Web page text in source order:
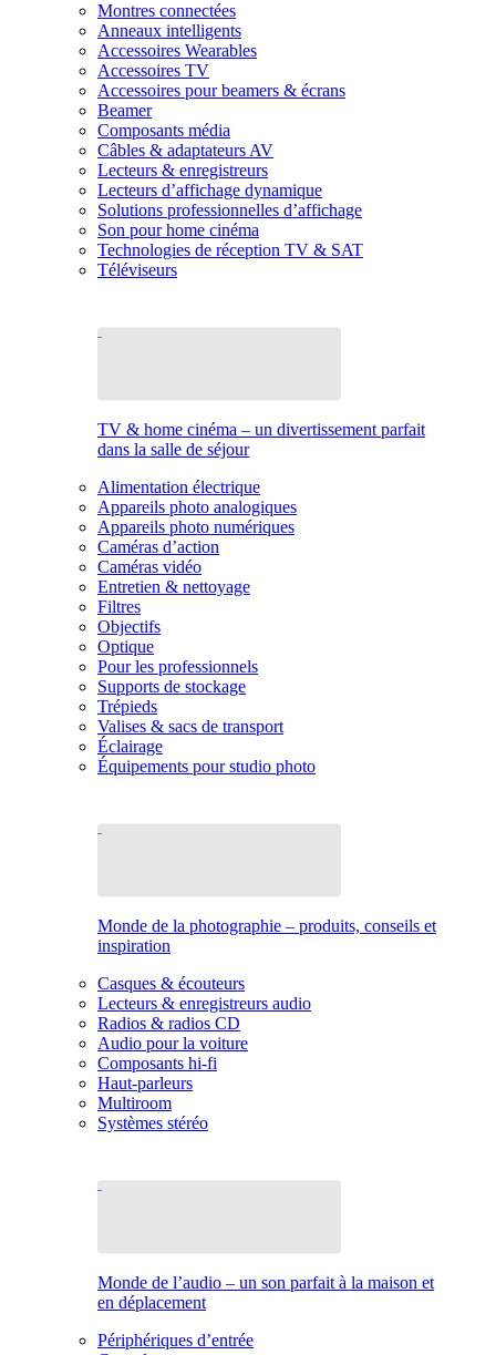
Montres connectées
Anneaux intelligents
Accessoires Wearables
Accessoires TV
Accessoires pour beamers & écrans
Beamer
Composants média
Câbles & adaptateurs AV
Lecteurs & enregistreurs
Lecteurs d’affichage dynamique
Solutions professionnelles d’affichage
Son pour home cinéma
Technologies de réception TV & SAT
Téléviseurs
TV & home cinéma – un divertissement parfait
dans la salle de séjour
Alimentation électrique
Appareils photo analogiques
Appareils photo numériques
Caméras d’action
Caméras vidéo
Entretien & nettoyage
Filtres
Objectifs
Optique
Pour les professionnels
Supports de stockage
Trépieds
Valises & sacs de transport
Éclairage
Équipements pour studio photo
Monde de la photographie – produits, conseils et
inspiration
Casques & écouteurs
Lecteurs & enregistreurs audio
Radios & radios CD
Audio pour la voiture
Composants hi-fi
Haut-parleurs
Multiroom
Systèmes stéréo
Monde de l’audio – un son parfait à la maison et
en déplacement
Périphériques d’entrée